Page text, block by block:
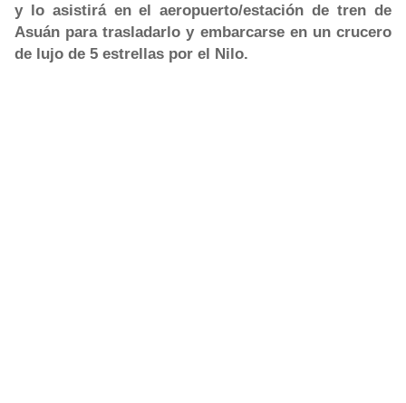
y lo asistirá en el aeropuerto/estación de tren de
Asuán para trasladarlo y embarcarse en un crucero
de lujo de 5 estrellas por el Nilo.